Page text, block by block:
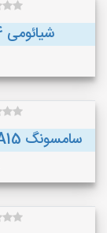
شیائومی 64گیگ پلمپ وآکبندبا18ماه گارانتی
سامسونگ A15 باحافظه۱۲۸و رم۶ پلمپ ویتنام فروشگاه